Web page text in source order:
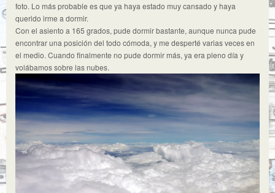
foto. Lo más probable es que ya haya estado muy cansado y haya
querido irme a dormir.
Con el asiento a 165 grados, pude dormir bastante, aunque nunca pude
encontrar una posición del todo cómoda, y me desperté varias veces en
el medio. Cuando finalmente no pude dormir más, ya era pleno día y
volábamos sobre las nubes.